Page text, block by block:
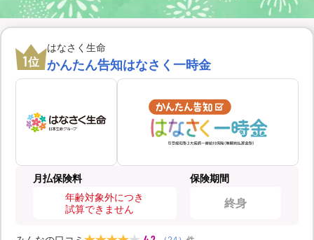
1位
はなさく生命
かんたん告知はなさく一時金
月払保険料
年齢対象外につき
試算できません
保険期間
終身